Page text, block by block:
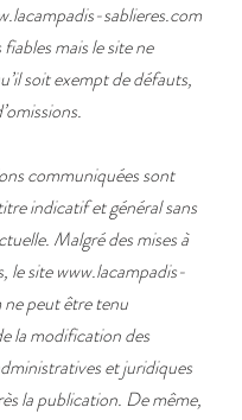
sablieres.com
mais le site ne
soit exempt de défauts,
communiquées sont
indicatif et général sans
Malgré des mises à
le sitewww.lacampadis-
ne peut être tenu
la modification des
et juridiques
la publication. De même,